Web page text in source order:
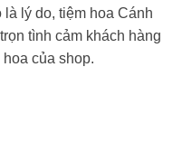
lý do, tiệm hoa Cánh
tình cảm khách hàng
của shop.